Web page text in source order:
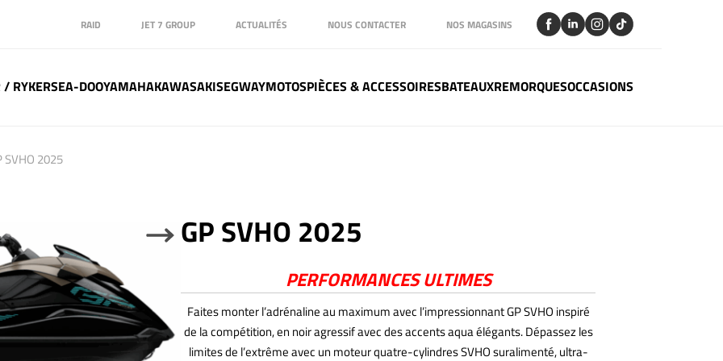
RAID JET 7 GROUP ACTUALITÉS NOUS CONTACTER NOS MAGASINS
/ RYKERSEA-DOOYAMAHAKAWASAKISEGWAYMOTOSPIÈCES & ACCESSOIRESBATEAUXREMORQUESOCCASIONS
SVHO 2025
Next
GP SVHO 2025
PERFORMANCES ULTIMES
Faites monter l’adrénaline au maximum avec l’impressionnant GP SVHO inspiré
de la compétition, en noir agressif avec des accents aqua élégants. Dépassez les
limites de l’extrême avec un moteur quatre-cylindres SVHO suralimenté, ultra-